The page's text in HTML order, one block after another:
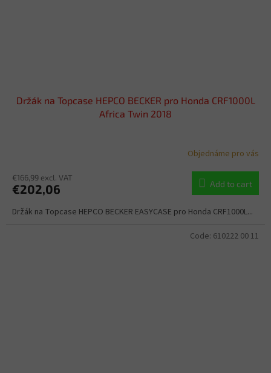
Držák na Topcase HEPCO BECKER pro Honda CRF1000L
Africa Twin 2018
Objednáme pro vás
€166,99 excl. VAT
€202,06 Add to cart
Držák na Topcase HEPCO BECKER EASYCASE pro Honda CRF1000L...
Code: 610222 00 11